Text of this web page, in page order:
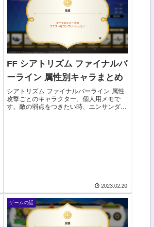
FF シアトリズム ファイナルバ
ーライン 属性別キャラまとめ
シアトリズム ファイナルバーライン 属性
攻撃ごとのキャラクター、個人用メモで
す。敵の弱点をつきたい時、エンサンダ等
2023.02.20
ゲームの話